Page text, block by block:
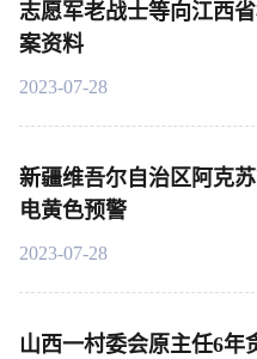
志愿军老战士等向江西
案资料
2023-07-28
新疆维吾尔自治区阿克
电黄色预警
2023-07-28
山西一村委会原主任6年